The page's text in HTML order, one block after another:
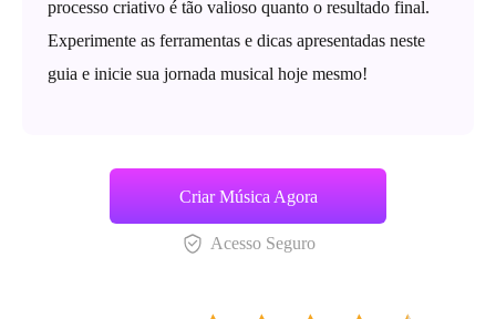
processo criativo é tão valioso quanto o resultado final.
Experimente as ferramentas e dicas apresentadas neste
guia e inicie sua jornada musical hoje mesmo!
Criar Música Agora
Acesso Seguro